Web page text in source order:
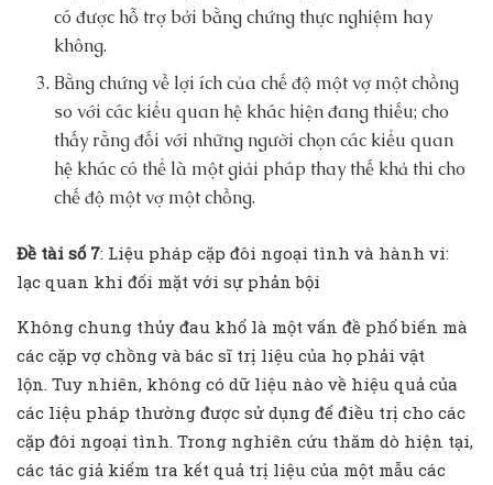
có được hỗ trợ bởi bằng chứng thực nghiệm hay
không.
Bằng chứng về lợi ích của chế độ một vợ một chồng
so với các kiểu quan hệ khác hiện đang thiếu; cho
thấy rằng đối với những người chọn các kiểu quan
hệ khác có thể là một giải pháp thay thế khả thi cho
chế độ một vợ một chồng.
Đề tài số 7: Liệu pháp cặp đôi ngoại tình và hành vi:
lạc quan khi đối mặt với sự phản bội
Không chung thủy đau khổ là một vấn đề phổ biến mà
các cặp vợ chồng và bác sĩ trị liệu của họ phải vật
lộn. Tuy nhiên, không có dữ liệu nào về hiệu quả của
các liệu pháp thường được sử dụng để điều trị cho các
cặp đôi ngoại tình. Trong nghiên cứu thăm dò hiện tại,
các tác giả kiểm tra kết quả trị liệu của một mẫu các